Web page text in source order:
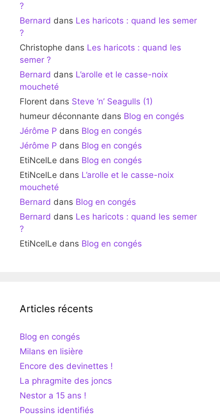
?
Bernard dans Les haricots : quand les semer
?
Christophe dans Les haricots : quand les
semer ?
Bernard dans L’arolle et le casse-noix
moucheté
Florent dans Steve ‘n’ Seagulls (1)
humeur déconnante dans Blog en congés
Jérôme P dans Blog en congés
Jérôme P dans Blog en congés
EtiNcelLe dans Blog en congés
EtiNcelLe dans L’arolle et le casse-noix
moucheté
Bernard dans Blog en congés
Bernard dans Les haricots : quand les semer
?
EtiNcelLe dans Blog en congés
Articles récents
Blog en congés
Milans en lisière
Encore des devinettes !
La phragmite des joncs
Nestor a 15 ans !
Poussins identifiés